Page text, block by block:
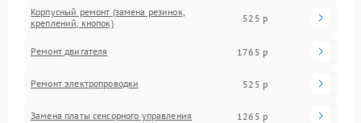
Корпусный ремонт (замена резинок,
креплений, кнопок)
525 р
Ремонт двигателя 1765 р
Ремонт электропроводки 525 р
Замена платы сенсорного управления 1265 р